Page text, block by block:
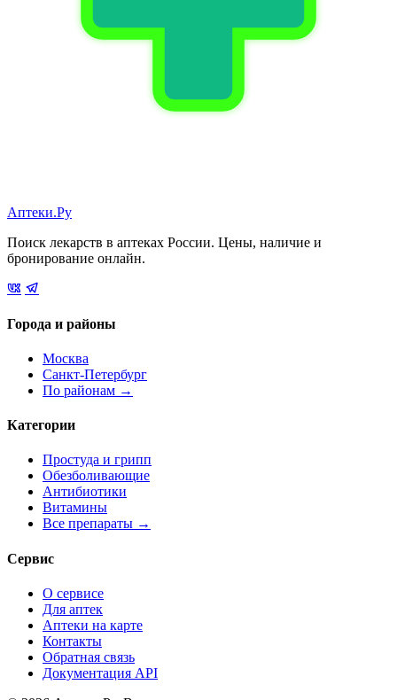
Аптеки.Ру
Поиск лекарств в аптеках России. Цены, наличие и
бронирование онлайн.
Города и районы
Москва
Санкт-Петербург
По районам →
Категории
Простуда и грипп
Обезболивающие
Антибиотики
Витамины
Все препараты →
Сервис
О сервисе
Для аптек
Аптеки на карте
Контакты
Обратная связь
Документация API